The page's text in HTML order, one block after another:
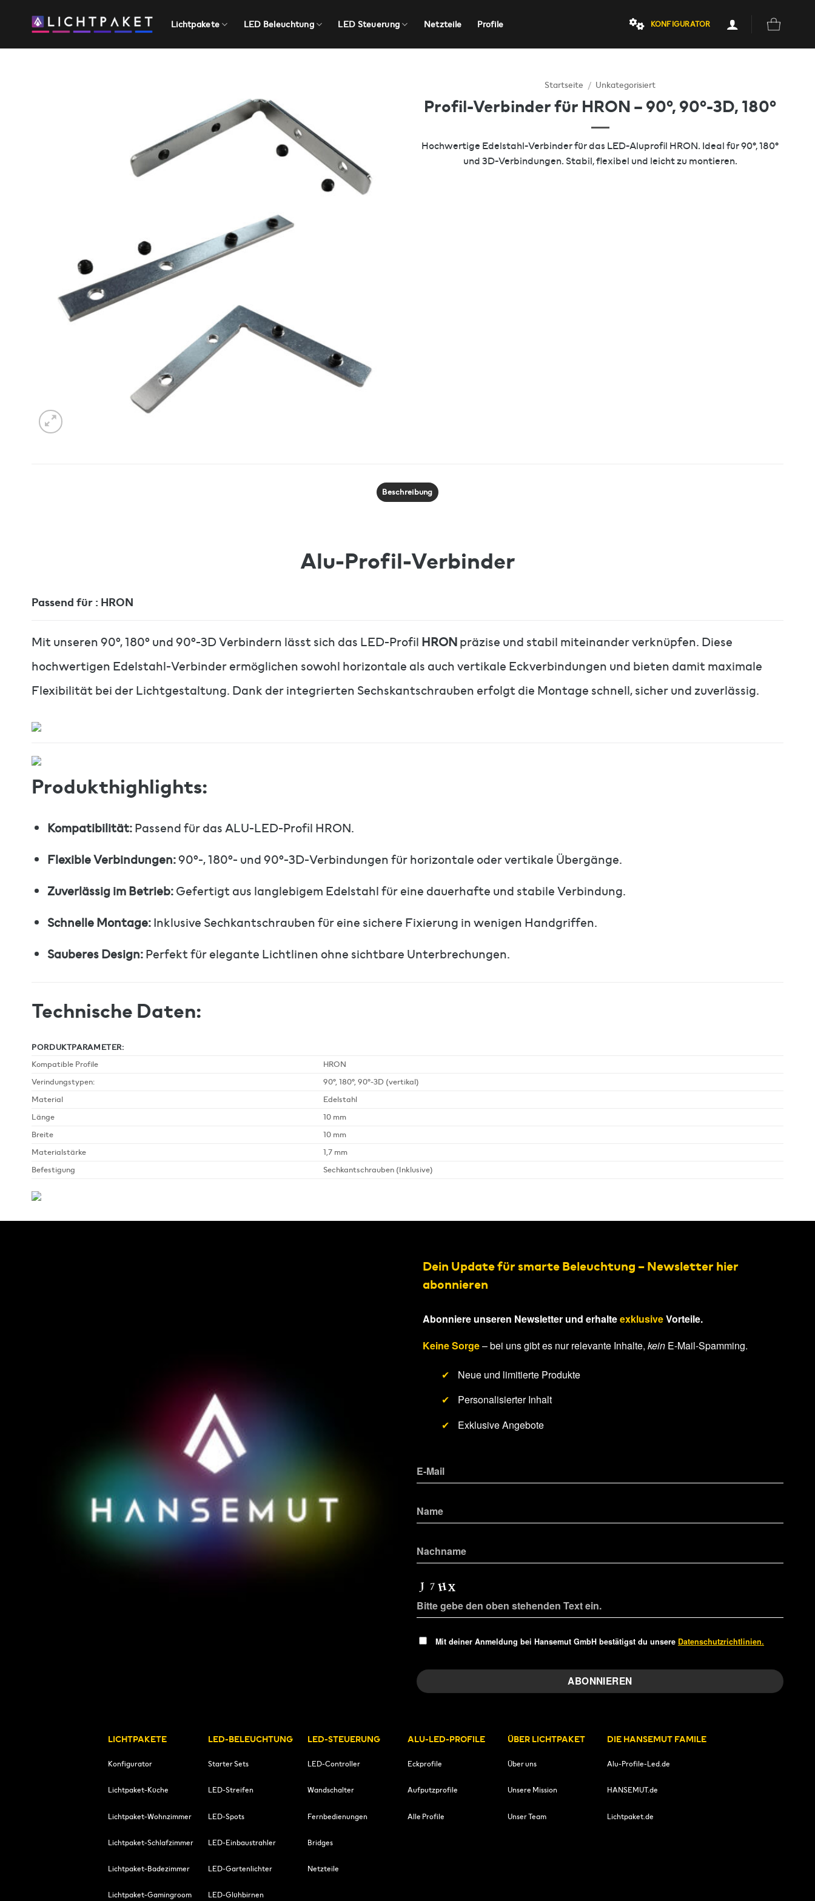
springen
Lichtpakete LED Beleuchtung LED Steuerung Netzteile Profile KONFIGURATOR
Startseite / Unkategorisiert
Profil-Verbinder für HRON – 90°, 90°-3D, 180°
Hochwertige Edelstahl-Verbinder für das LED-Aluprofil HRON. Ideal für 90°, 180°
und 3D-Verbindungen. Stabil, flexibel und leicht zu montieren.
Beschreibung
Alu-Profil-Verbinder
Passend für : HRON
Mit unseren 90°, 180° und 90°-3D Verbindern lässt sich das LED-Profil HRONpräzise und stabil miteinander verknüpfen. Diese
hochwertigen Edelstahl-Verbinder ermöglichen sowohl horizontale als auch vertikale Eckverbindungen und bieten damit maximale
Flexibilität bei der Lichtgestaltung. Dank der integrierten Sechskantschrauben erfolgt die Montage schnell, sicher und zuverlässig.
Produkthighlights:
Kompatibilität:Passend für das ALU-LED-Profil HRON.
Flexible Verbindungen:90°-, 180°- und 90°-3D-Verbindungen für horizontale oder vertikale Übergänge.
Zuverlässig im Betrieb:Gefertigt aus langlebigem Edelstahl für eine dauerhafte und stabile Verbindung.
Schnelle Montage:Inklusive Sechkantschrauben für eine sichere Fixierung in wenigen Handgriffen.
Sauberes Design:Perfekt für elegante Lichtlinen ohne sichtbare Unterbrechungen.
Technische Daten:
PORDUKTPARAMETER:
Kompatible Profile
HRON
Verindungstypen:
90°, 180°, 90°-3D (vertikal)
Material
Edelstahl
Länge
10 mm
Breite
10 mm
Materialstärke
1,7 mm
Befestigung
Sechkantschrauben (Inklusive)
Dein Update für smarte Beleuchtung – Newsletter hier
abonnieren
Abonniere unseren Newsletter und erhalteexklusiveVorteile.
Keine Sorge– bei uns gibt es nur relevante Inhalte, kein E-Mail-Spamming.
✔
Neue und limitierte Produkte
✔
Personalisierter Inhalt
✔
Exklusive Angebote
Mit deiner Anmeldung bei Hansemut GmbH bestätigst du unsere Datenschutzrichtlinien.
LICHTPAKETE
Konfigurator
Lichtpaket-Küche
Lichtpaket-Wohnzimmer
Lichtpaket-Schlafzimmer
Lichtpaket-Badezimmer
Lichtpaket-Gamingroom
LED-BELEUCHTUNG
Starter Sets
LED-Streifen
LED-Spots
LED-Einbaustrahler
LED-Gartenlichter
LED-Glühbirnen
LED-STEUERUNG
LED-Controller
Wandschalter
Fernbedienungen
Bridges
Netzteile
ALU-LED-PROFILE
Eckprofile
Aufputzprofile
Alle Profile
ÜBER LICHTPAKET
Über uns
Unsere Mission
Unser Team
DIE HANSEMUT FAMILE
Alu-Profile-Led.de
HANSEMUT.de
Lichtpaket.de